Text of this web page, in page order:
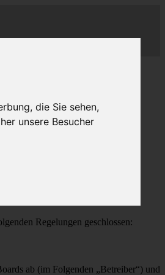
die Sie sehen,
unsere Besucher
Regelungen geschlossen:
ab (im Folgenden „Betreiber“) und